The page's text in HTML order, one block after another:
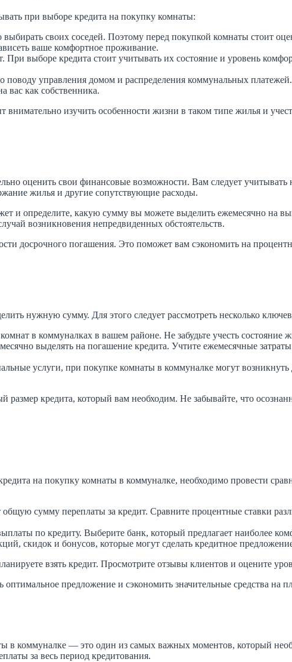
при выборе кредита на покупку комнаты:
своих соседей. Поэтому перед покупкой комнаты стоит
ваше комфортное проживание.
выборе кредита стоит учитывать их состояние и уровень
управления домом и распределения коммунальных
вас как собственника.
изучить особенности жизни в таком типе жилья и
оценить свои финансовые возможности. Вам следует учитывать
жилья и другие сопутствующие расходы.
и определите, какую сумму вы можете выделить ежемесячно на
возникновения непредвиденных обстоятельств.
досрочного погашения. Это поможет вам сэкономить на
нужную сумму. Для этого следует рассмотреть несколько
в коммуналках в вашем районе. Не забудьте учесть состояние
выделять на погашение кредита. Учтите ежемесячные
услуги, при покупке комнаты в коммуналке могут возникнуть
кредита, который вам необходим. Не забывайте, что
на покупку комнаты в коммуналке, необходимо провести
сумму переплаты за кредит. Сравните процентные ставки
по кредиту. Выберите банк, который предлагает наиболее
скидок и бонусов, которые могут сделать кредитное
взять кредит. Просмотрите отзывы клиентов и оцените
предложение и сэкономить значительные средства на
в коммуналке — это один из самых важных моментов, который
за весь период кредитования.